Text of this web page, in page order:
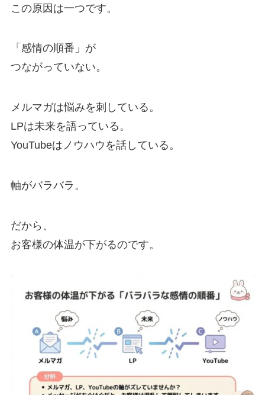
この原因は一つです。
「感情の順番」が
つながっていない。
メルマガは悩みを刺している。
LPは未来を語っている。
YouTubeはノウハウを話している。
軸がバラバラ。
だから、
お客様の体温が下がるのです。